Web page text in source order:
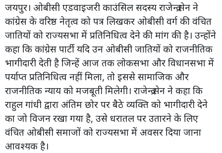
जयपुर। ओबीसी एडवाइजरी काउंसिल सदस्य राजेन्द्र सेन ने
कांग्रेस के वरिष्ठ नेतृत्व को पत्र लिखकर ओबीसी वर्ग की वंचित
जातियों को राज्यसभा में प्रतिनिधित्व देने की मांग की है। उन्होंने
कहा कि कांग्रेस पार्टी यदि उन ओबीसी जातियों को राजनीतिक
भागीदारी देती है जिन्हें आज तक लोकसभा और विधानसभा में
पर्याप्त प्रतिनिधित्व नहीं मिला, तो इससे सामाजिक और
राजनीतिक न्याय को मजबूती मिलेगी। राजेन्द्र सेन ने कहा कि
राहुल गांधी द्वारा अंतिम छोर पर बैठे व्यक्ति को भागीदारी देने
का जो विजन रखा गया है, उसे धरातल पर उतारने के लिए
वंचित ओबीसी समाजों को राज्यसभा में अवसर दिया जाना
आवश्यक है।